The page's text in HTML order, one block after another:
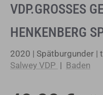
VDP.GROSSES
HENKENBERG
2020 | Spätburgunder |
Salwey VDP | Baden